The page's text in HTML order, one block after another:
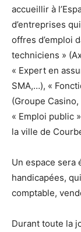
accueillir à
d’entreprises
offres d’emploi
techniciens »
« Expert en
SMA,…), «
(Groupe
« Emploi public
la ville de
Un espace sera
handicapées,
comptable,
Durant toute la